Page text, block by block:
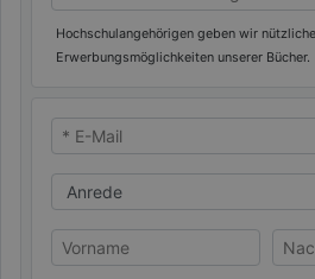
Hochschulangehörigen geben wir
Erwerbungsmöglichkeiten unserer Bücher.
* E-Mail
Anrede
Vorname